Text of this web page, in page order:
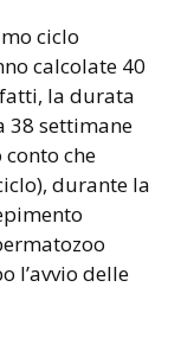
ciclo
calcolate 40
la durata
38 settimane
che
durante la
l’avvio delle